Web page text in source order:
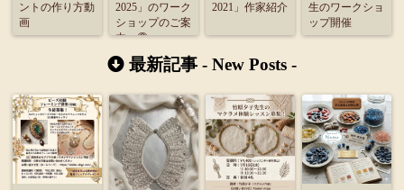
ントの作り方動
画
2025」のワーク
ショップのご案
内・③
2021」作家紹介
生のワークショ
ップ開催
最新記事 - New Posts -